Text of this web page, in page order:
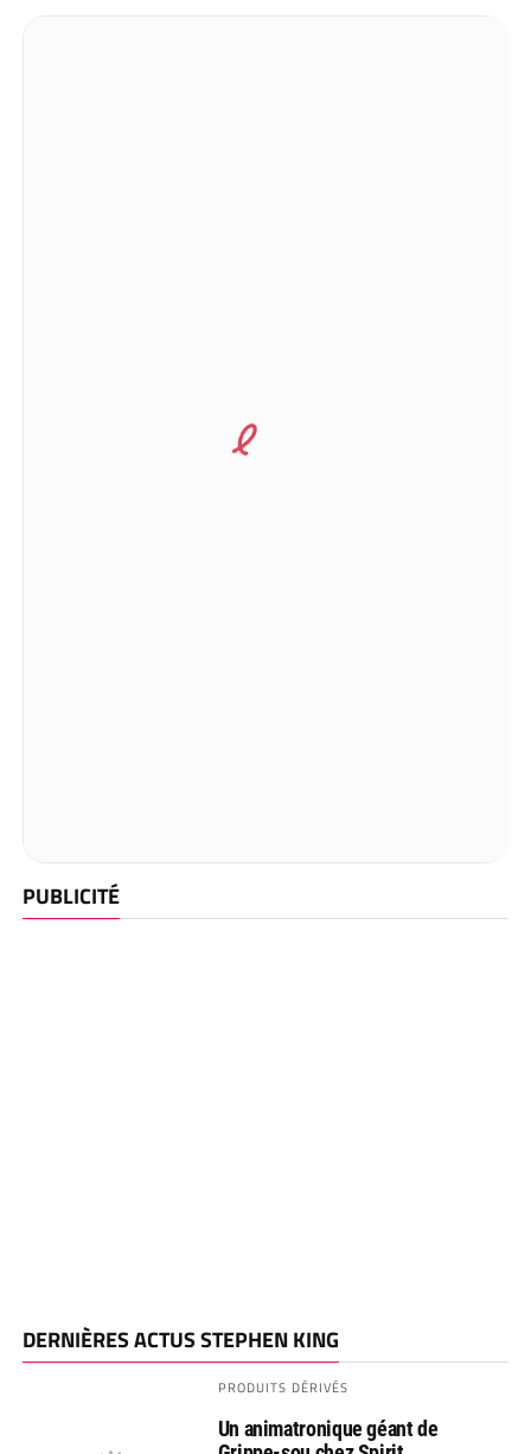
PUBLICITÉ
DERNIÈRES ACTUS STEPHEN KING
PRODUITS DÉRIVÉS
Un animatronique géant de